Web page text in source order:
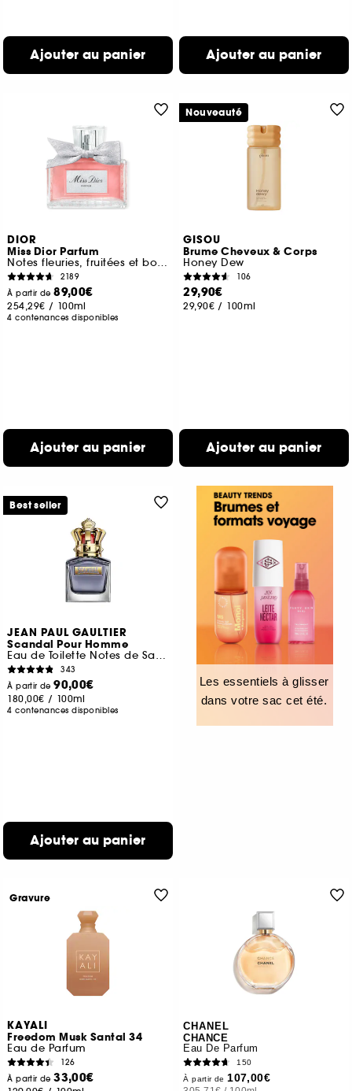
Ajouter au panier Ajouter au panier
DIOR
Miss Dior Parfum
Notes fleuries, fruitées et boisées intenses
2189
À partir de89,00€
254,29€ / 100ml
4 contenances disponibles
Ajouter au panier
GISOU
Brume Cheveux & Corps
Honey Dew
106
29,90€
29,90€ / 100ml
Ajouter au panier
Nouveauté
JEAN PAUL GAULTIER
Scandal Pour Homme
Eau de Toilette Notes de Sauge, Fève Tonka et Vétiver
343
À partir de90,00€
180,00€ / 100ml
4 contenances disponibles
Ajouter au panier
Best seller
Les essentiels à glisser
dans votre sac cet été.
KAYALI
Freedom Musk Santal 34
Eau de Parfum
126
À partir de33,00€
Gravure
CHANEL
CHANCE
Eau De Parfum
150
À partir de 107,00€